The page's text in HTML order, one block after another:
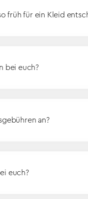
früh für ein Kleid
bei euch?
an?
euch?